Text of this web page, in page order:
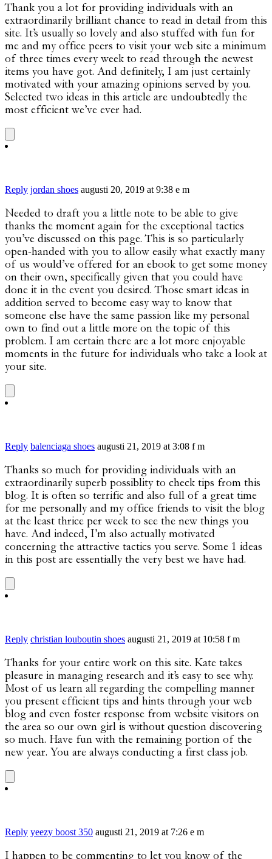
Thank you a lot for providing individuals with an
extraordinarily brilliant chance to read in detail from this
site. It’s usually so lovely and also stuffed with fun for
me and my office peers to visit your web site a minimum
of three times every week to read through the newest
items you have got. And definitely, I am just certainly
motivated with your amazing opinions served by you.
Selected two ideas in this article are undoubtedly the
most efficient we’ve ever had.
Reply jordan shoes augusti 20, 2019 at 9:38 e m
Needed to draft you a little note to be able to give
thanks the moment again for the exceptional tactics
you’ve discussed on this page. This is so particularly
open-handed with you to allow easily what exactly many
of us would’ve offered for an ebook to get some money
on their own, specifically given that you could have
done it in the event you desired. Those smart ideas in
addition served to become easy way to know that
someone else have the same passion like my personal
own to find out a little more on the topic of this
problem. I am certain there are a lot more enjoyable
moments in the future for individuals who take a look at
your site.
Reply balenciaga shoes augusti 21, 2019 at 3:08 f m
Thanks so much for providing individuals with an
extraordinarily superb possiblity to check tips from this
blog. It is often so terrific and also full of a great time
for me personally and my office friends to visit the blog
at the least thrice per week to see the new things you
have. And indeed, I’m also actually motivated
concerning the attractive tactics you serve. Some 1 ideas
in this post are essentially the very best we have had.
Reply christian louboutin shoes augusti 21, 2019 at 10:58 f m
Thanks for your entire work on this site. Kate takes
pleasure in managing research and it’s easy to see why.
Most of us learn all regarding the compelling manner
you present efficient tips and hints through your web
blog and even foster response from website visitors on
the area so our own girl is without question discovering
so much. Have fun with the remaining portion of the
new year. You are always conducting a first class job.
Reply yeezy boost 350 augusti 21, 2019 at 7:26 e m
I happen to be commenting to let you know of the